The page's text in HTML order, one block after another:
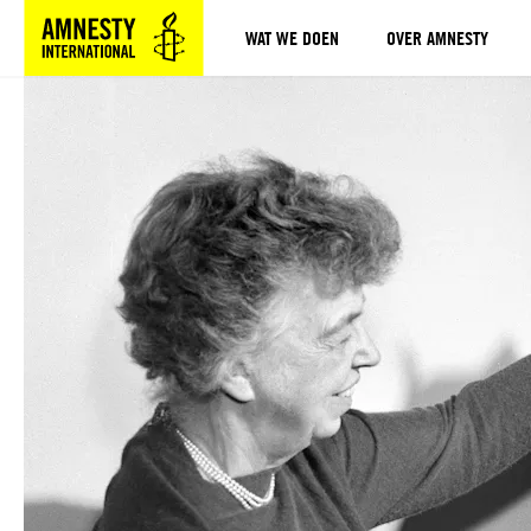
Sla navigatie over
WAT WE DOEN OVER AMNESTY